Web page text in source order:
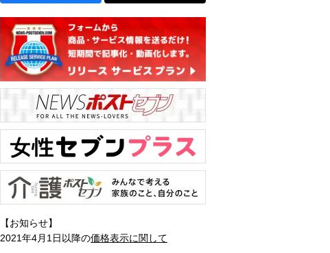
【お知らせ】
2021年4月1日以降の価格表示に関して